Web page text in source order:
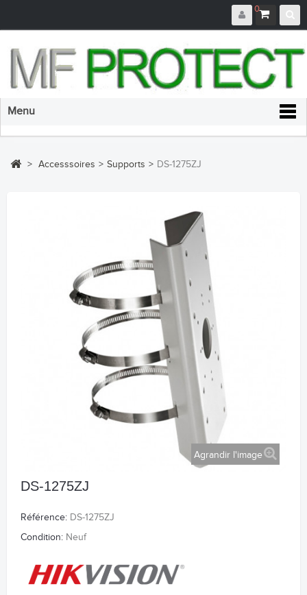
0
Menu
> Accesssoires > Supports > DS-1275ZJ
Agrandir l'image
DS-1275ZJ
Référence: DS-1275ZJ
Condition: Neuf